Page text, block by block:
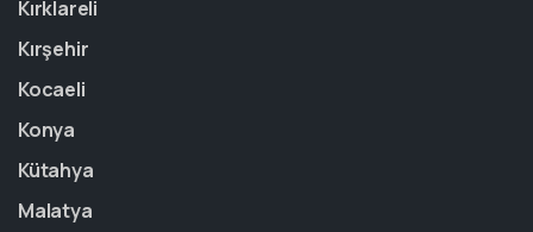
Kırklareli
Kırşehir
Kocaeli
Konya
Kütahya
Malatya